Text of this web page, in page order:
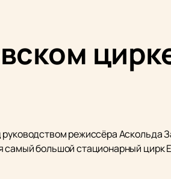
режиссёра Аскольда
большой стационарный цирк